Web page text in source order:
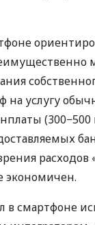
на услугу
(300−500
расходов
экономичен.
смартфоне